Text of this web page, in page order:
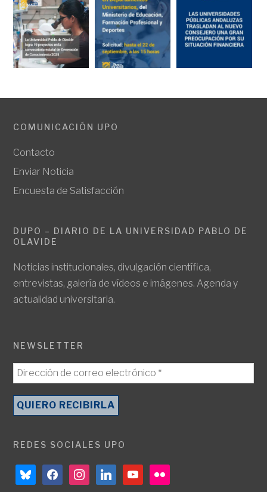
COMUNICACIÓN UPO
Contacto
Enviar Noticia
Encuesta de Satisfacción
DUPO – DIARIO DE LA UNIVERSIDAD PABLO DE
OLAVIDE
Noticias institucionales, divulgación científica,
entrevistas, galería de vídeos e imágenes. Agenda y
actualidad universitaria.
NEWSLETTER
REDES SOCIALES UPO
blueskyfacebookinstagramlinkedinyoutubeflickr